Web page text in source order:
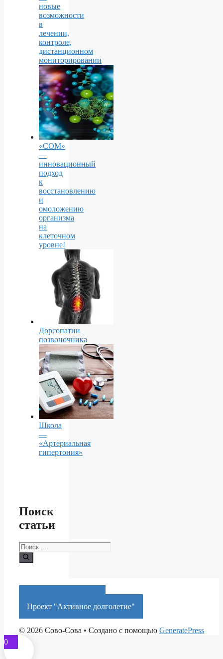
новые
возможности
в
лечении,
контроле,
дистанционном
мониторировании
«СОМ»
—
инновационный
подход
к
восстановлению
и
омоложению
организма
на
клеточном
уровне!
Дорсопатии
позвоночника
Школа
—
«Артериальная
гипертония»
Поиск
статьи
Поиск:
Проект "Активное долголетие"
© 2026 Сово-Сова • Создано с помощью GeneratePress
0